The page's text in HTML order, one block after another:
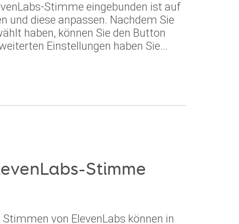
Stimme eingebunden ist auf
und diese anpassen. Nachdem Sie
haben, können Sie den Button
Einstellungen haben Sie...
Stimme
von ElevenLabs können in